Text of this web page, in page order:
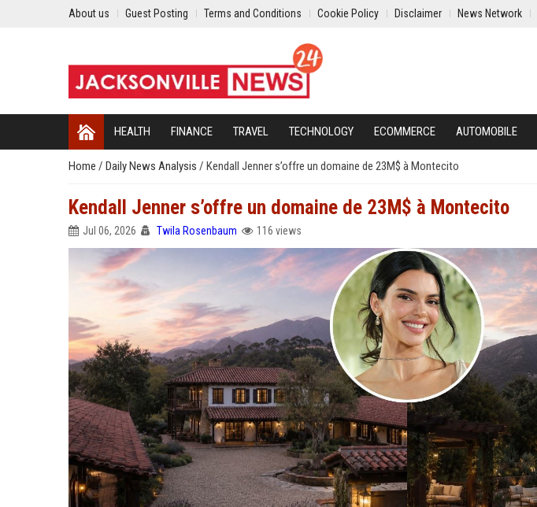
About us Guest Posting Terms and Conditions Cookie Policy Disclaimer News Network
HEALTH FINANCE TRAVEL TECHNOLOGY ECOMMERCE AUTOMOBILE
Home / Daily News Analysis / Kendall Jenner s’offre un domaine de 23M$ à Montecito
Kendall Jenner s’offre un domaine de 23M$ à Montecito
Jul 06, 2026 Twila Rosenbaum 116 views